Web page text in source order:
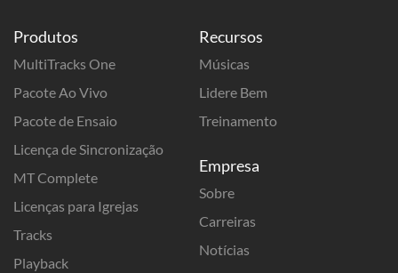
Produtos
MultiTracks One
Pacote Ao Vivo
Pacote de Ensaio
Licença de Sincronização
MT Complete
Licenças para Igrejas
Tracks
Playback
Recursos
Músicas
Lidere Bem
Treinamento
Empresa
Sobre
Carreiras
Notícias